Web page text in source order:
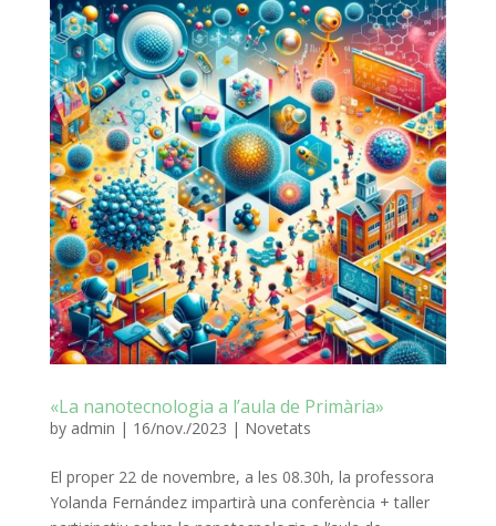
«La nanotecnologia a l’aula de Primària»
by admin | 16/nov./2023 | Novetats
El proper 22 de novembre, a les 08.30h, la professora
Yolanda Fernández impartirà una conferència + taller